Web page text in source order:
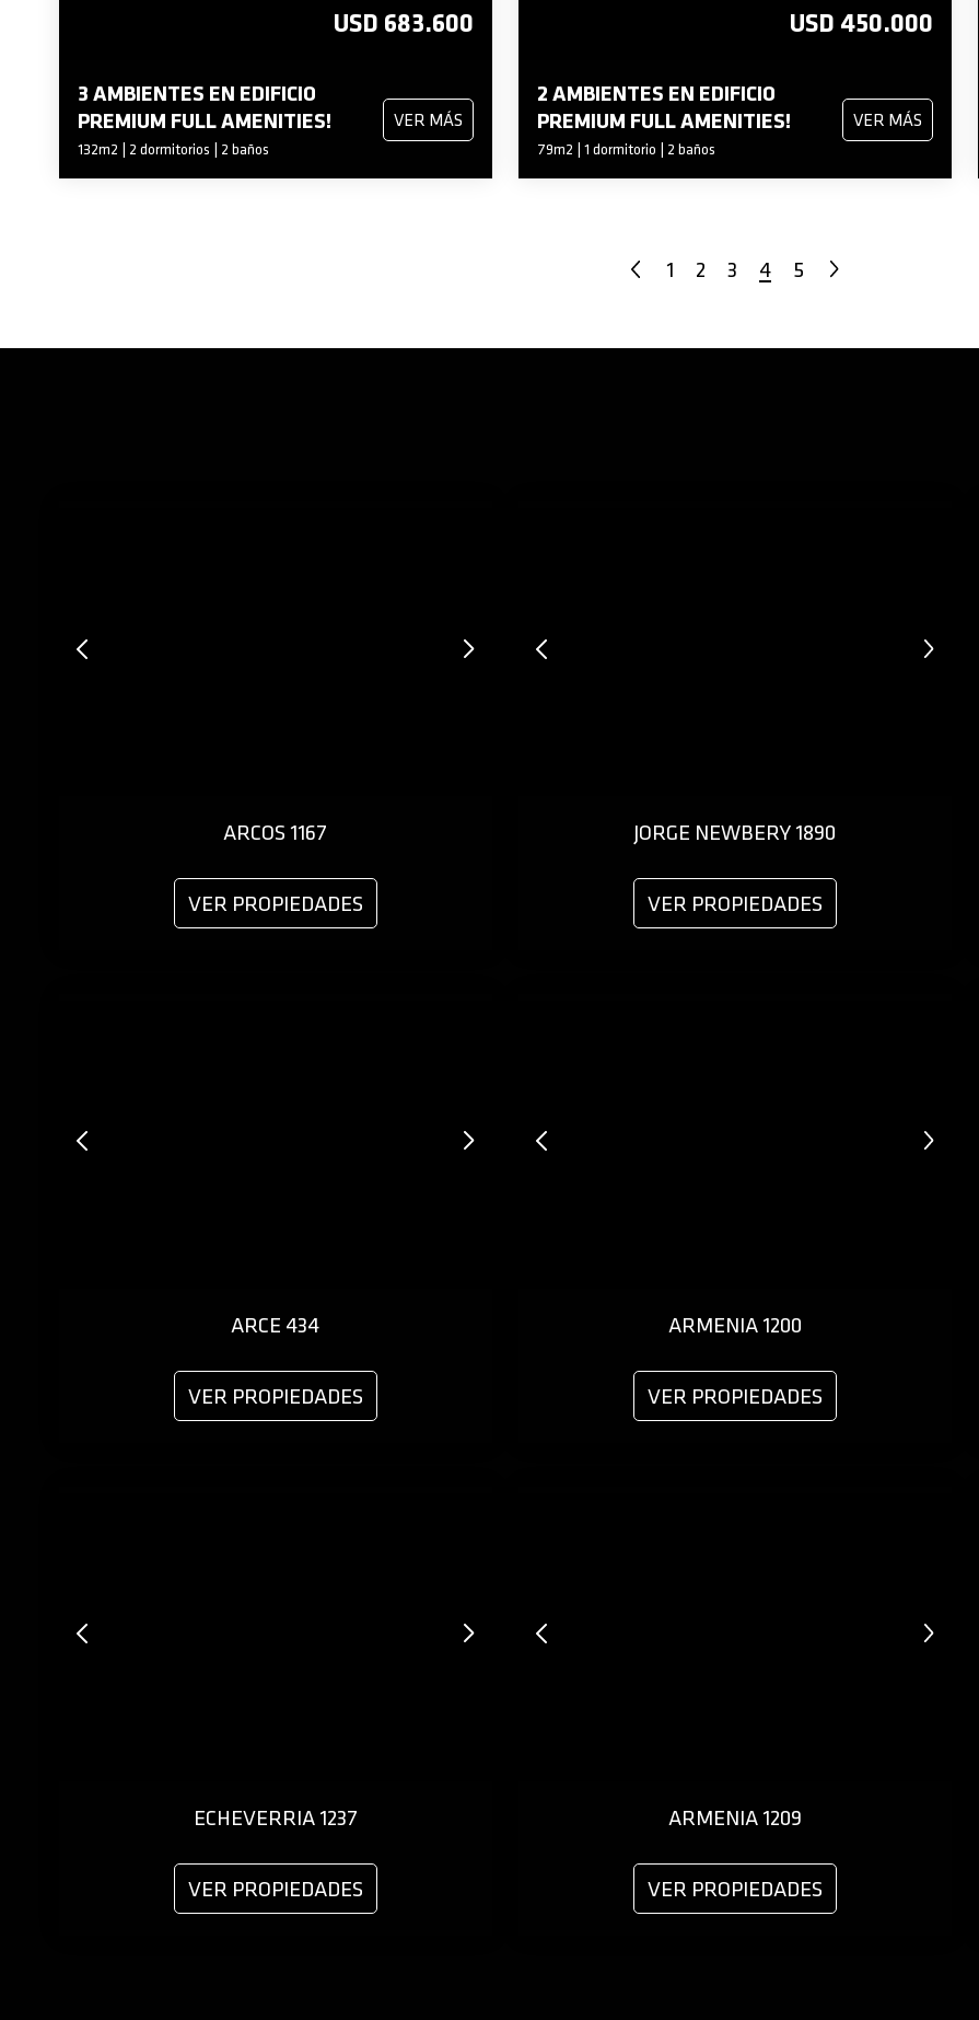
USD 683.600
3 AMBIENTES EN EDIFICIO
PREMIUM FULL AMENITIES!
132m2 | 2 dormitorios | 2 baños
VER MÁS
USD 450.000
2 AMBIENTES EN EDIFICIO
PREMIUM FULL AMENITIES!
79m2 | 1 dormitorio | 2 baños
VER MÁS
1 2 3 4 5
ARCOS 1167
VER PROPIEDADES
JORGE NEWBERY 1890
VER PROPIEDADES
ARCE 434
VER PROPIEDADES
ARMENIA 1200
VER PROPIEDADES
ECHEVERRIA 1237
VER PROPIEDADES
ARMENIA 1209
VER PROPIEDADES